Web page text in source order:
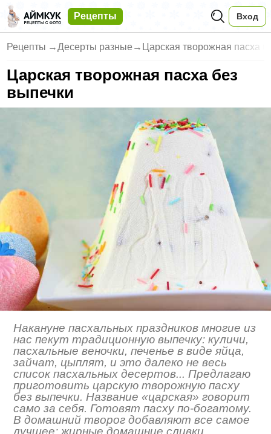
Рецепты Вход
Рецепты →Десерты разные → Царская творожная пасха
Царская творожная пасха без
выпечки
Накануне пасхальных праздников многие из
нас пекут традиционную выпечку: куличи,
пасхальные веночки, печенье в виде яйца,
зайчат, цыплят, и это далеко не весь
список пасхальных десертов... Предлагаю
приготовить царскую творожную пасху
без выпечки. Название «царская» говорит
само за себя. Готовят пасху по-богатому.
В домашний творог добавляют все самое
лучшее: жирные домашние сливки,